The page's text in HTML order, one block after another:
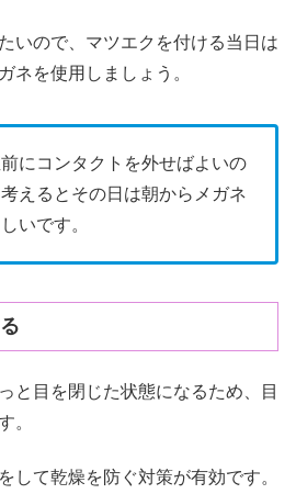
いので、マツエクを付ける当日は
ネを使用しましょう。
にコンタクトを外せばよいの
えるとその日は朝からメガネ
いです。
と目を閉じた状態になるため、目
。
して乾燥を防ぐ対策が有効です。